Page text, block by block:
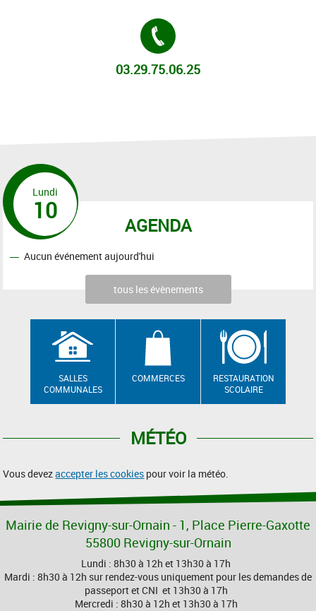
03.29.75.06.25
AGENDA
Lundi
10
Aucun événement aujourd'hui
tous les évènements
SALLES
COMMUNALES
COMMERCES
RESTAURATION
SCOLAIRE
MÉTÉO
Vous devezaccepter les cookies pour voir la météo.
Mairie de Revigny-sur-Ornain - 1, Place Pierre-Gaxotte
55800 Revigny-sur-Ornain
Lundi : 8h30 à 12h et 13h30 à 17h
Mardi : 8h30 à 12h sur rendez-vous uniquement pour les demandes de
passeport et CNI et 13h30 à 17h
Mercredi : 8h30 à 12h et 13h30 à 17h